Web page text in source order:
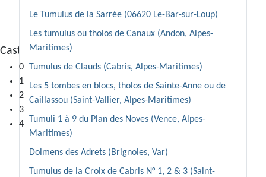
Castellaras de la Malle (Saint-Vallier-de-Thiey)
0
1
2
3
4
Le Tumulus de la Sarrée (06620 Le-Bar-sur-Loup)
Les tumulus ou tholos de Canaux (Andon, Alpes-
Maritimes)
Tumulus de Clauds (Cabris, Alpes-Maritimes)
Les 5 tombes en blocs, tholos de Sainte-Anne ou de
Caillassou (Saint-Vallier, Alpes-Maritimes)
Tumuli 1 à 9 du Plan des Noves (Vence, Alpes-
Maritimes)
Dolmens des Adrets (Brignoles, Var)
Tumulus de la Croix de Cabris N° 1, 2 & 3 (Saint-